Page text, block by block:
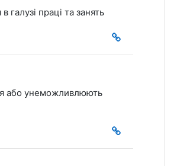
праці та занять
або унеможливлюють